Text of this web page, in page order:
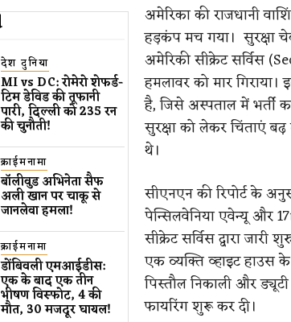
देश दुनिया
MI vs DC: रोमेरो शेफर्ड-
टिम डेविड की तूफानी
पारी, दिल्ली को 235 रन
की चुनौती!
क्राईमनामा
बॉलीवुड​ अभिनेता सैफ
अली खान पर चाकू से ​
जानलेवा हमला​!
क्राईमनामा
डोंबिवली एमआईडीस:
एक के बाद एक तीन
भीषण विस्फोट, 4 की
मौत, 30 मजदूर घायल!
अमेरिका की राजधानी
हड़कंप मच गया। सुरक्षा
अमेरिकी सीक्रेट सर्विस
हमलावर को मार गिराया।
है, जिसे अस्पताल में भर्ती
सुरक्षा को लेकर चिंताएं
थे।
सीएनएन की रिपोर्ट के
पेन्सिलवेनिया एवेन्यू और
सीक्रेट सर्विस द्वारा
एक व्यक्ति व्हाइट हाउस
पिस्तौल निकाली और
फायरिंग शुरू कर दी।